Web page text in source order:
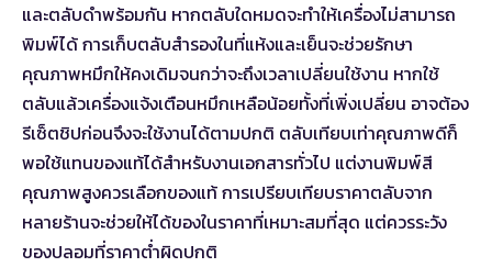
และตลับดำพร้อมกัน หากตลับใดหมดจะทำให้เครื่องไม่สามารถ
พิมพ์ได้ การเก็บตลับสำรองในที่แห้งและเย็นจะช่วยรักษา
คุณภาพหมึกให้คงเดิมจนกว่าจะถึงเวลาเปลี่ยนใช้งาน หากใช้
ตลับแล้วเครื่องแจ้งเตือนหมึกเหลือน้อยทั้งที่เพิ่งเปลี่ยน อาจต้อง
รีเซ็ตชิปก่อนจึงจะใช้งานได้ตามปกติ ตลับเทียบเท่าคุณภาพดีก็
พอใช้แทนของแท้ได้สำหรับงานเอกสารทั่วไป แต่งานพิมพ์สี
คุณภาพสูงควรเลือกของแท้ การเปรียบเทียบราคาตลับจาก
หลายร้านจะช่วยให้ได้ของในราคาที่เหมาะสมที่สุด แต่ควรระวัง
ของปลอมที่ราคาต่ำผิดปกติ